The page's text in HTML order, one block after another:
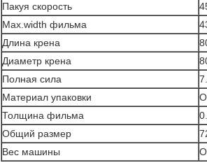
Пакуя скорость
Max.width фильма
Длина крена
Диаметр крена
Полная сила
Материал упаковки
Толщина фильма
Общий размер
Вес машины
О